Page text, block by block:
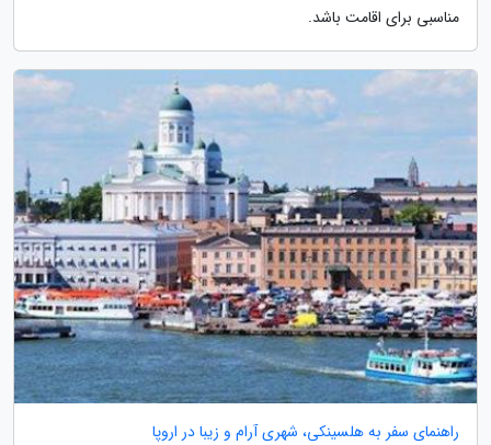
مناسبی برای اقامت باشد.
راهنمای سفر به هلسینکی، شهری آرام و زیبا در اروپا